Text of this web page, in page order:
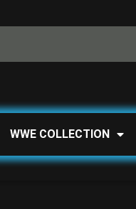
WWE COLLECTION